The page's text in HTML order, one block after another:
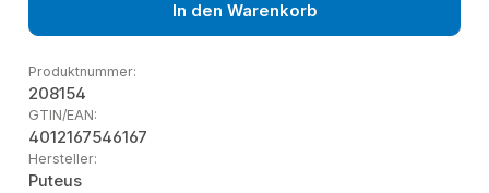
In den Warenkorb
Produktnummer:
208154
GTIN/EAN:
4012167546167
Hersteller:
Puteus